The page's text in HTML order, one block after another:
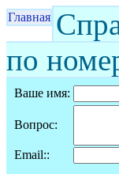
Главная
по
Ваше имя:
Вопрос:
Email::